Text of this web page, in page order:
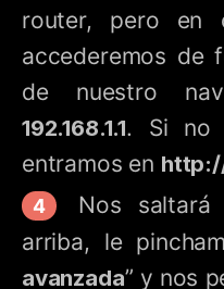
router, pero en
accederemos de
de nuestro
192.168.1.1. Si no
entramos en
Nos saltará
arriba, le
avanzada” y nos